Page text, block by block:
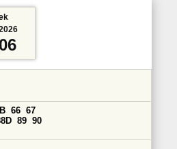
66 67
89 90